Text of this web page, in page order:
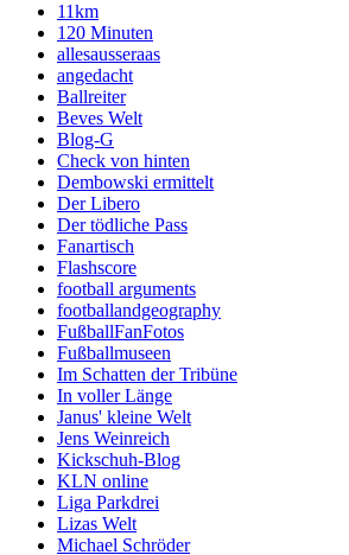
11km
120 Minuten
allesausseraas
angedacht
Ballreiter
Beves Welt
Blog-G
Check von hinten
Dembowski ermittelt
Der Libero
Der tödliche Pass
Fanartisch
Flashscore
football arguments
footballandgeography
FußballFanFotos
Fußballmuseen
Im Schatten der Tribüne
In voller Länge
Janus' kleine Welt
Jens Weinreich
Kickschuh-Blog
KLN online
Liga Parkdrei
Lizas Welt
Michael Schröder